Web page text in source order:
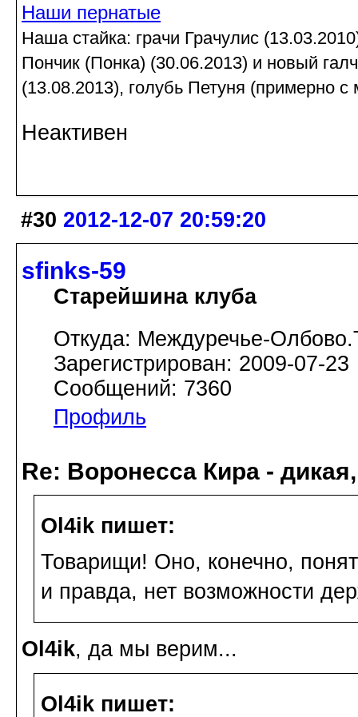
Наши пернатые
Наша стайка: грачи Грачулис
Пончик (Понка) (30.06.2013) и новый
(13.08.2013), голубь Петуня (примерно
Неактивен
#30 2012-12-07 20:59:20
sfinks-59
Старейшина клуба
Откуда: Междуречье-
Зарегистрирован: 2009-07-23
Сообщений: 7360
Профиль
Re: Воронесса Кира -
Ol4ik пишет:
Товарищи! Оно, конечно,
и правда, нет возможности
Ol4ik, да мы верим...
Ol4ik пишет: